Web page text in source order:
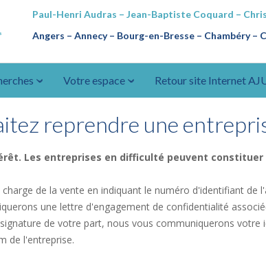
Paul-Henri Audras – Jean-Baptiste Coquard –
Angers – Annecy– Bourg-en-Bresse – Chambéry –
Votre espace Retour site Internet
reprendre une
Les entreprises en difficulté peuvent
de la vente en indiquant le numéro d'identifiant de
une lettre d'engagement de confidentialité
de votre part, nous vous communiquerons
de l'entreprise.